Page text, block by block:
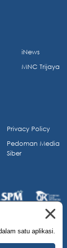
satu aplikasi.
iNews
MNC Trijaya
Privacy Policy
Pedoman Media
Siber